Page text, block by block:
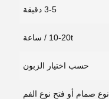
3-5 دقيقة
10-20t / ساعة
حسب اختيار الزبون
نوع صمام أو فتح نوع الفم